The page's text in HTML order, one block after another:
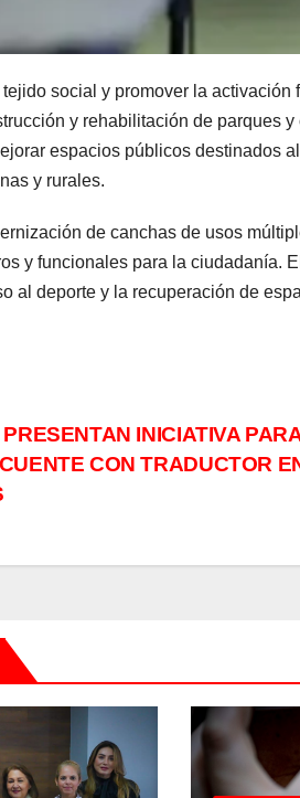
social y promover la
y rehabilitación de parques
espacios públicos destinados
y rurales.
de canchas de usos
y funcionales para la ciudadanía.
al deporte y la recuperación de
INICIATIVA
CON TRADUCTOR